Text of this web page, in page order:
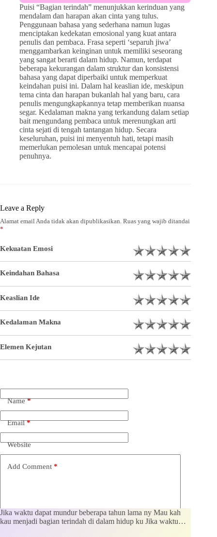
Puisi “Bagian terindah” menunjukkan kerinduan yang
mendalam dan harapan akan cinta yang tulus.
Penggunaan bahasa yang sederhana namun lugas
menciptakan kedekatan emosional yang kuat antara
penulis dan pembaca. Frasa seperti ‘separuh jiwa’
menggambarkan keinginan untuk memiliki seseorang
yang sangat berarti dalam hidup. Namun, terdapat
beberapa kekurangan dalam struktur dan konsistensi
bahasa yang dapat diperbaiki untuk memperkuat
keindahan puisi ini. Dalam hal keaslian ide, meskipun
tema cinta dan harapan bukanlah hal yang baru, cara
penulis mengungkapkannya tetap memberikan nuansa
segar. Kedalaman makna yang terkandung dalam setiap
bait mengundang pembaca untuk merenungkan arti
cinta sejati di tengah tantangan hidup. Secara
keseluruhan, puisi ini menyentuh hati, tetapi masih
memerlukan pemolesan untuk mencapai potensi
penuhnya.
Leave a Reply
Alamat email Anda tidak akan dipublikasikan. Ruas yang wajib ditandai
*
Kekuatan Emosi
Keindahan Bahasa
Keaslian Ide
Kedalaman Makna
Elemen Kejutan
Name*
Email*
Website
Add Comment *
Jika waktu dapat mundur beberapa tahun lama ny Mau kah
kau menjadi bagian terindah di dalam hidup ku Jika waktu…